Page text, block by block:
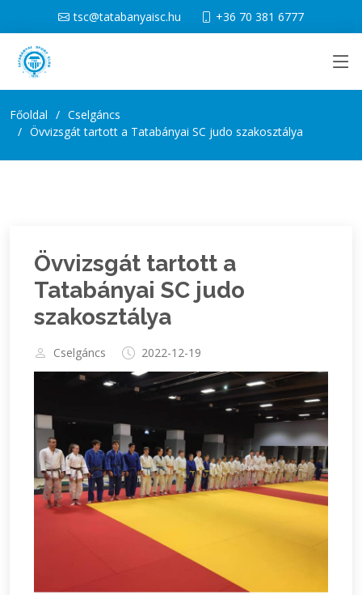
tsc@tatabanyaisc.hu +36 70 381 6777
Főoldal
Cselgáncs
Övvizsgát tartott a Tatabányai SC judo szakosztálya
Övvizsgát tartott a
Tatabányai SC judo
szakosztálya
Cselgáncs 2022-12-19